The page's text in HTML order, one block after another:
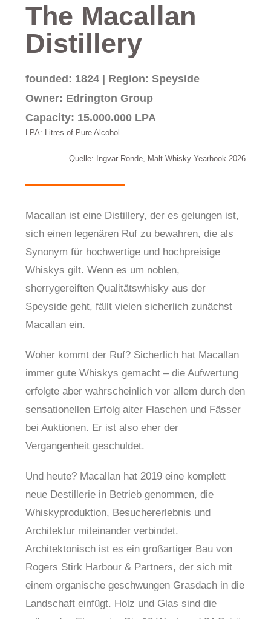
The Macallan
Distillery
founded: 1824 | Region: Speyside
Owner: Edrington Group
Capacity: 15.000.000 LPA
LPA: Litres of Pure Alcohol
Quelle: Ingvar Ronde, Malt Whisky Yearbook 2026
Macallan ist eine Distillery, der es gelungen ist,
sich einen legenären Ruf zu bewahren, die als
Synonym für hochwertige und hochpreisige
Whiskys gilt. Wenn es um noblen,
sherrygereiften Qualitätswhisky aus der
Speyside geht, fällt vielen sicherlich zunächst
Macallan ein.
Woher kommt der Ruf? Sicherlich hat Macallan
immer gute Whiskys gemacht – die Aufwertung
erfolgte aber wahrscheinlich vor allem durch den
sensationellen Erfolg alter Flaschen und Fässer
bei Auktionen. Er ist also eher der
Vergangenheit geschuldet.
Und heute? Macallan hat 2019 eine komplett
neue Destillerie in Betrieb genommen, die
Whiskyproduktion, Besuchererlebnis und
Architektur miteinander verbindet.
Architektonisch ist es ein großartiger Bau von
Rogers Stirk Harbour & Partners, der sich mit
einem organische geschwungen Grasdach in die
Landschaft einfügt. Holz und Glas sind die